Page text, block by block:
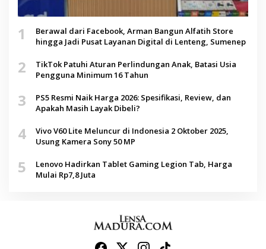
1
Berawal dari Facebook, Arman Bangun Alfatih Store
hingga Jadi Pusat Layanan Digital di Lenteng, Sumenep
2
TikTok Patuhi Aturan Perlindungan Anak, Batasi Usia
Pengguna Minimum 16 Tahun
3
PS5 Resmi Naik Harga 2026: Spesifikasi, Review, dan
Apakah Masih Layak Dibeli?
4
Vivo V60 Lite Meluncur di Indonesia 2 Oktober 2025,
Usung Kamera Sony 50 MP
5
Lenovo Hadirkan Tablet Gaming Legion Tab, Harga
Mulai Rp7,8 Juta